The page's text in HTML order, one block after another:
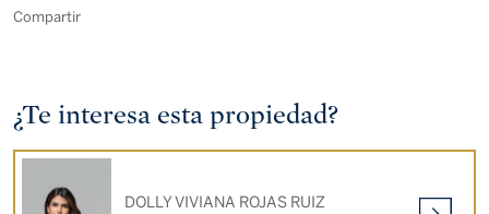
Compartir
¿Te interesa esta propiedad?
DOLLY VIVIANA ROJAS RUIZ